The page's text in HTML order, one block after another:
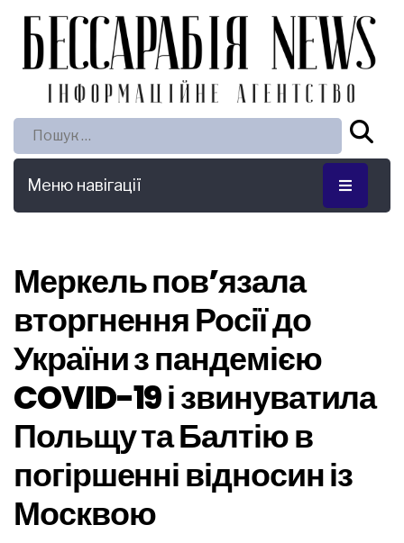
Пошук:
Меню навігації
Меркель пов’язала
вторгнення Росії до
України з пандемією
COVID-19 і звинуватила
Польщу та Балтію в
погіршенні відносин із
Москвою